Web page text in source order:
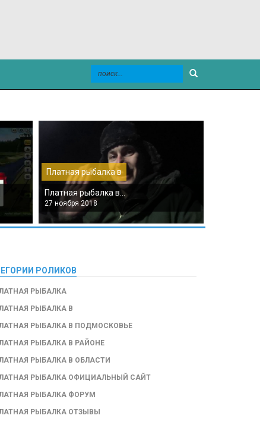
Платная рыбалка в
Платная рыбалка в...
27 ноября 2018
РОЛИКОВ
РЫБАЛКА
РЫБАЛКА В
РЫБАЛКА В ПОДМОСКОВЬЕ
РЫБАЛКА В РАЙОНЕ
РЫБАЛКА В ОБЛАСТИ
РЫБАЛКА ОФИЦИАЛЬНЫЙ САЙТ
РЫБАЛКА ФОРУМ
РЫБАЛКА ОТЗЫВЫ